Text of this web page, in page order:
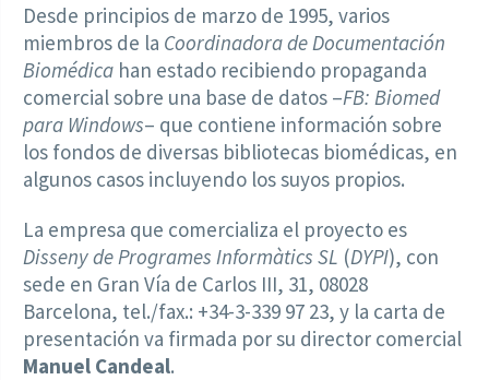
Desde principios de marzo de 1995, varios
miembros de la Coordinadora de Documentación
Biomédica han estado recibiendo propaganda
comercial sobre una base de datos –FB: Biomed
para Windows– que contiene información sobre
los fondos de diversas bibliotecas biomédicas, en
algunos casos incluyendo los suyos propios.
La empresa que comercializa el proyecto es
Disseny de Programes Informàtics SL (DYPI), con
sede en Gran Vía de Carlos III, 31, 08028
Barcelona, tel./fax.: +34-3-339 97 23, y la carta de
presentación va firmada por su director comercial
Manuel Candeal.